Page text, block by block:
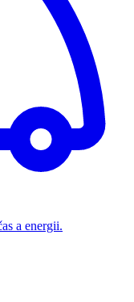
a energii.